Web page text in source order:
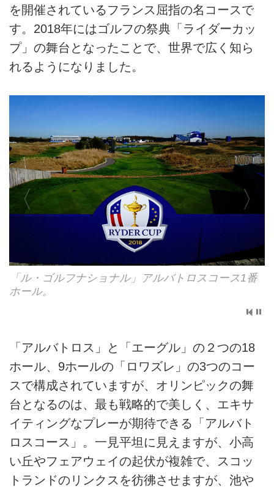
を開催されているフランス屈指の名コースで
す。2018年にはゴルフの祭典「ライダーカッ
プ」の舞台となったことで、世界で広く知ら
れるようになりました。
「ル・ゴルフナショナル」アルバトロスコース1番
ホール。
アルバトロスコース15番ホール。
「アルバトロス」と「エーグル」の２つの18
ホール、9ホールの「ロワズレ」の3つのコー
スで構成されていますが、オリンピックの舞
台となるのは、最も戦略的で美しく、エキサ
イティングなプレーが期待できる「アルバト
ロスコース」。一見平坦に見えますが、小高
い丘やフェアウェイの起伏が複雑で、スコッ
トランドのリンクスを彷彿させますが、池や